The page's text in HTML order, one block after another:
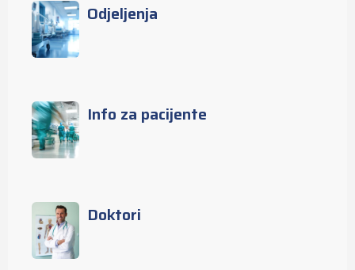
Odjeljenja
Info za pacijente
Doktori